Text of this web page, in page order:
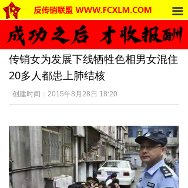
끀
首页
法律法规
反传销动态
受害者讲述
传销的危害
死人事件
传销女为发展下线牺牲色相男女混住
20多人都患上肺结核
创建时间： 2015年8月28日 18:20